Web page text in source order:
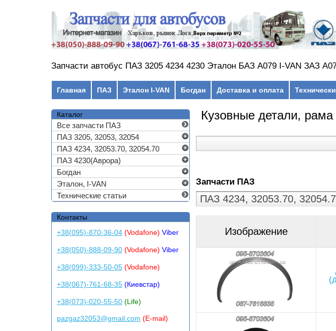
Запчасти автобус ПАЗ 3205 4234 4230 Эталон БАЗ А079 I-VAN ЗАЗ
Главная ПАЗ Эталон I-VAN Богдан Доставка и оплата
Кузовные детали, рама
Запчасти ПАЗ
Изображение
Каталог
Все запчасти ПАЗ
ПАЗ 3205, 32053, 32054
ПАЗ 4234, 32053.70, 32054.70
ПАЗ 4230(Аврора)
Богдан
Эталон, I-VAN
Технические статьи
Контакты
+38(095)-870-36-04(Vodafone) Viber
+38(050)-888-09-90(Vodafone) Viber
+38(099)-333-50-05(Vodafone)
+38(067)-761-68-35(Киевстар)
+38(073)-020-55-50(Life)
pazgaz32053@gmail.com (E-mail)